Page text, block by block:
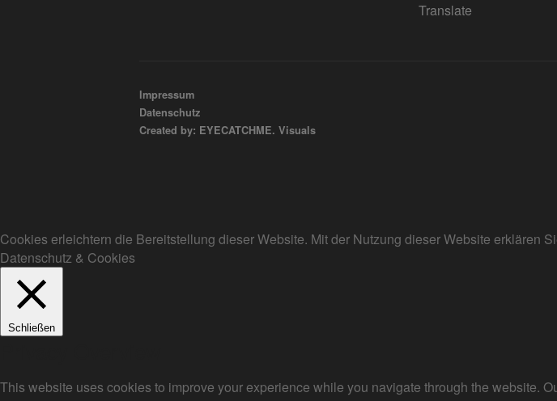
Translate
Impressum
Datenschutz
Created by: EYECATCHME. Visuals
Cookies erleichtern die Bereitstellung dieser Website. Mit der Nutzung dieser Website erklären
Datenschutz & Cookies
Schließen
This website uses cookies to improve your experience while you navigate through the website.